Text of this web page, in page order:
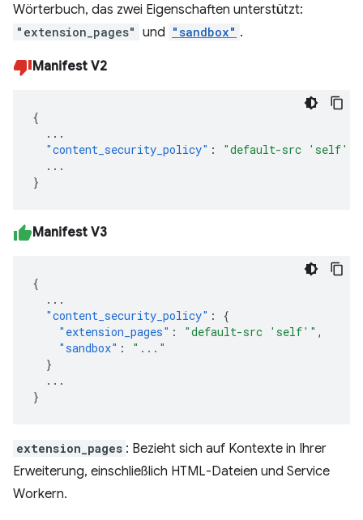
Wörterbuch, das zwei Eigenschaften unterstützt:
"extension_pages" und "sandbox" .
Manifest V2
{
...
"content_security_policy" :
"default-src 'self'"
...
}
Manifest V3
{
...
"content_security_policy" :
{
"extension_pages" : "default-src 'self'" ,
"sandbox" :
"..."
}
...
}
extension_pages : Bezieht sich auf Kontexte in Ihrer
Erweiterung, einschließlich HTML-Dateien und Service
Workern.